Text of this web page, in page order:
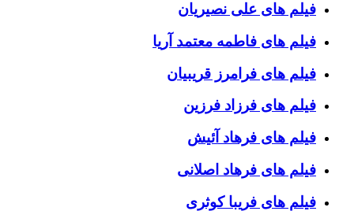
فیلم های علی نصیریان
فیلم های فاطمه معتمد آریا
فیلم های فرامرز قریبیان
فیلم های فرزاد فرزین
فیلم های فرهاد آئیش
فیلم های فرهاد اصلانی
فیلم های فریبا کوثری